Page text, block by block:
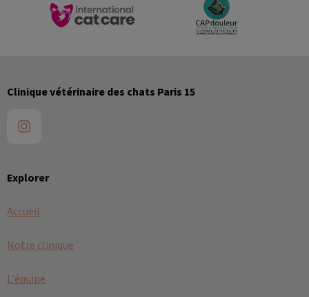
Explorer
Accueil
Notre clinique
L'équipe
Clinique vétérinaire des chats Paris 15